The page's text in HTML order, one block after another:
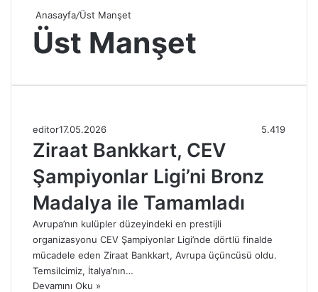
Anasayfa/Üst Manşet
Üst Manşet
editor17.05.2026 5.419
Ziraat Bankkart, CEV
Şampiyonlar Ligi’ni Bronz
Madalya ile Tamamladı
Avrupa’nın kulüpler düzeyindeki en prestijli
organizasyonu CEV Şampiyonlar Ligi’nde dörtlü finalde
mücadele eden Ziraat Bankkart, Avrupa üçüncüsü oldu.
Temsilcimiz, İtalya’nın…
Devamını Oku »